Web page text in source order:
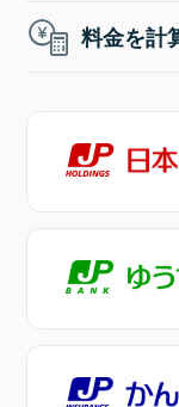
料金を計